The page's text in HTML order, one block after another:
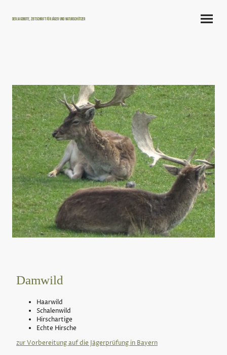
Der Jagdbote, Zeitschrift für Jäger und Naturschützer
Damwild
Haarwild
Schalenwild
Hirschartige
Echte Hirsche
zur Vorbereitung auf die Jägerprüfung in Bayern